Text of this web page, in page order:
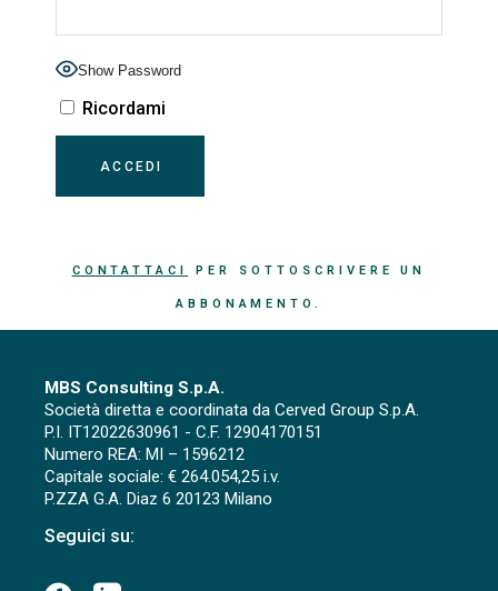
Show Password
Ricordami
CONTATTACI PER SOTTOSCRIVERE UN
ABBONAMENTO.
MBS Consulting S.p.A.
Società diretta e coordinata da Cerved Group S.p.A.
P.I. IT12022630961 - C.F. 12904170151
Numero REA: MI – 1596212
Capitale sociale: € 264.054,25 i.v.
P.ZZA G.A. Diaz 6 20123 Milano
Seguici su: